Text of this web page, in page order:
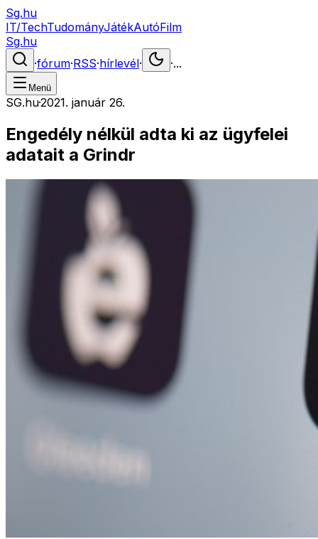
Sg.hu
IT/TechTudományJátékAutóFilm
Sg.hu
·fórum·RSS·hírlevél· ·...
Menü
SG.hu·2021. január 26.
Engedély nélkül adta ki az ügyfelei
adatait a Grindr